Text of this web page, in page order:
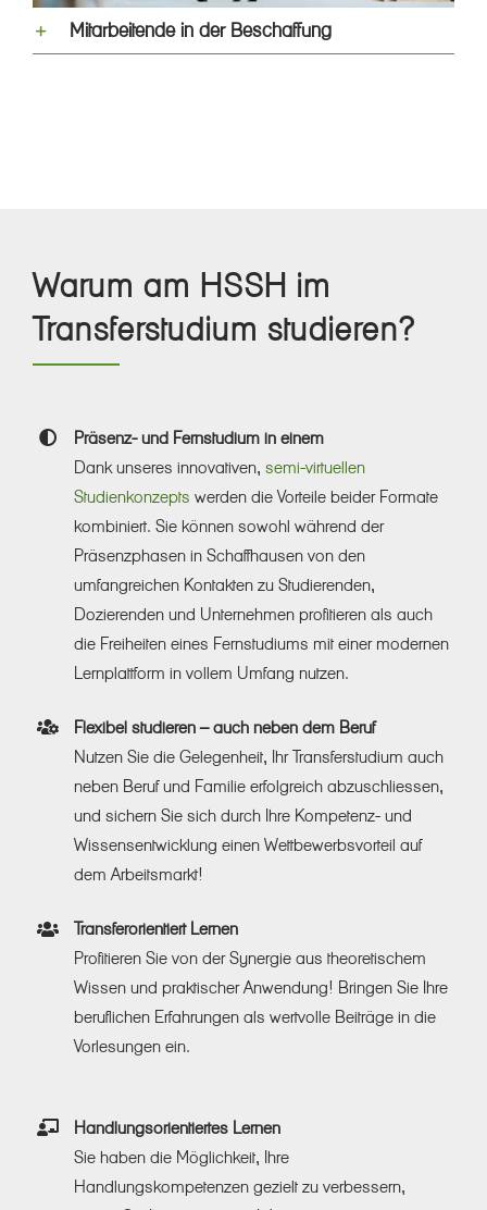
Mitarbeitende in der Beschaffung
Warum am HSSH im
Transferstudium studieren?
Präsenz- und Fernstudium in einem
Dank unseres innovativen,semi-virtuellen
Studienkonzepts werden die Vorteile beider Formate
kombiniert. Sie können sowohl während der
Präsenzphasen in Schaffhausen von den
umfangreichen Kontakten zu Studierenden,
Dozierenden und Unternehmen profitieren als auch
die Freiheiten eines Fernstudiums mit einer modernen
Lernplattform in vollem Umfang nutzen.
Flexibel studieren – auch neben dem Beruf
Nutzen Sie die Gelegenheit, Ihr Transferstudium auch
neben Beruf und Familie erfolgreich abzuschliessen,
und sichern Sie sich durch Ihre Kompetenz- und
Wissensentwicklung einen Wettbewerbsvorteil auf
dem Arbeitsmarkt!
Transferorientiert Lernen
Profitieren Sie von der Synergie aus theoretischem
Wissen und praktischer Anwendung! Bringen Sie Ihre
beruflichen Erfahrungen als wertvolle Beiträge in die
Vorlesungen ein.
Handlungsorientiertes Lernen
Sie haben die Möglichkeit, Ihre
Handlungskompetenzen gezielt zu verbessern,